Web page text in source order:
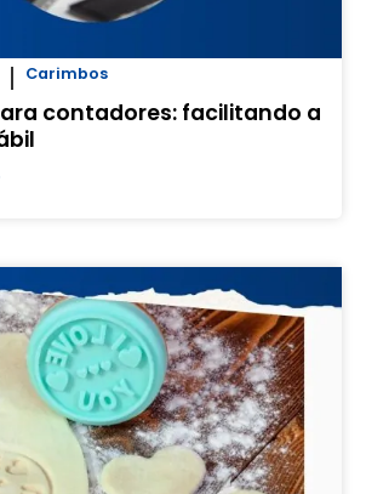
Carimbos
contadores: facilitando a